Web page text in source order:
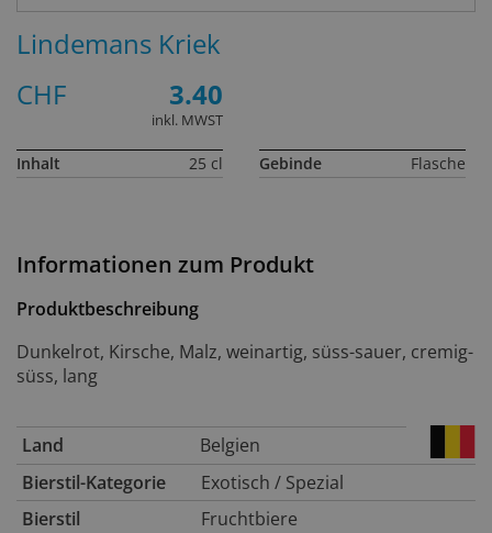
Informationen zum Produkt
Produktbeschreibung
Dunkelrot, Kirsche, Malz, weinartig, süss-sauer, cremig-
süss, lang
Land
Belgien
Bierstil-Kategorie
Exotisch / Spezial
Bierstil
Fruchtbiere
Lindemans Kriek
CHF
3.40
inkl. MWST
Inhalt 25 cl Gebinde Flasche